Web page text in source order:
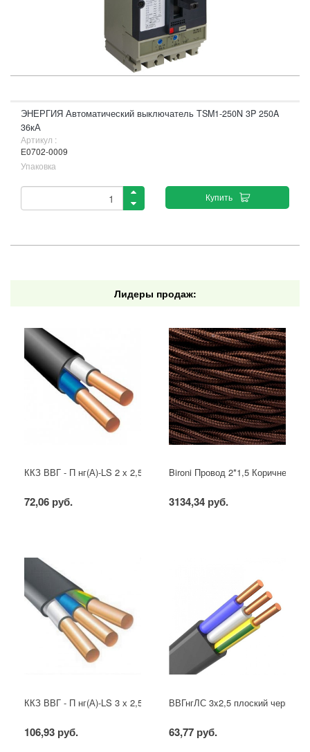
ЭНЕРГИЯ Автоматический выключатель TSM1-250N 3P 250A
36кА
Артикул :
Е0702-0009
Упаковка
Купить
Лидеры продаж:
ККЗ ВВГ - П нг(А)-LS 2 х 2,5 ГОСТ
72,06 руб.
Bironi Провод 2*1,5 Коричневый
3134,34 руб.
ККЗ ВВГ - П нг(А)-LS 3 х 2,5 ГОСТ
106,93 руб.
ВВГнгЛС 3x2,5 плоский черный
63,77 руб.